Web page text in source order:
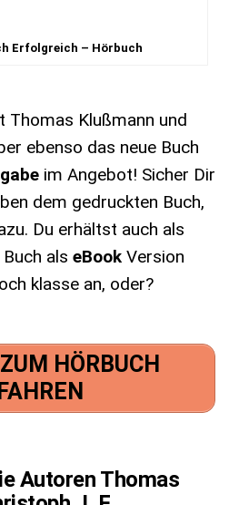
Erfolgreich – Hörbuch
Thomas Klußmann und
ebenso das neue Buch
im Angebot! Sicher Dir
dem gedruckten Buch,
Du erhältst auch als
als eBook Version
klasse an, oder?
HÖRBUCH
Autoren Thomas